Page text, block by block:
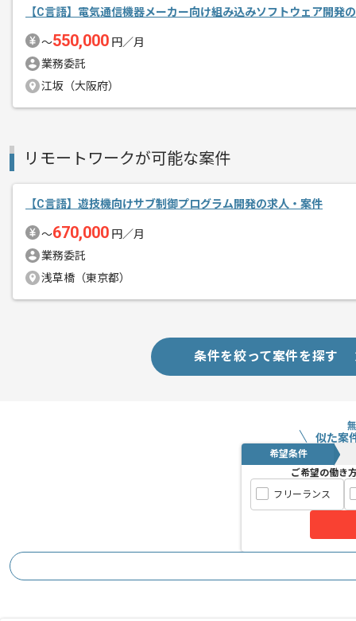
防災システム向け音響映像通信機器組
【C言語】電気通信機器メーカー向け組み込みソフトウェア開発
〜550,000 円／月
業務委託
江坂（大阪府）
リモートワークが可能な案件
【C言語】遊技機向けサブ制御プログラム開発の求人・案件
〜670,000 円／月
業務委託
浅草橋（東京都）
条件を絞って案件を探す
似た案
希望条件
ご希望の働き
フリーランス